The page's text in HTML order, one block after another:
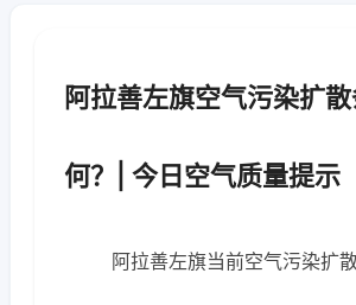
阿拉善左旗空气污染扩
何？| 今日空气质量提示
阿拉善左旗当前空气污染扩